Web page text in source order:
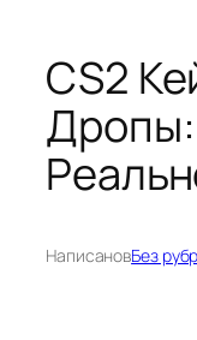
CS2
НаписановБез